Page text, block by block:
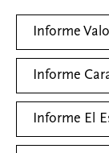
Informe
Informe
Informe El